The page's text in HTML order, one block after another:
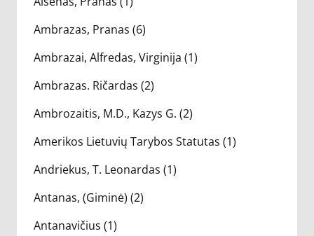
Ambrazas, Pranas (6)
Ambrazai, Alfredas, Virginija (1)
Ambrazas. Ričardas (2)
Ambrozaitis, M.D., Kazys G. (2)
Amerikos Lietuvių Tarybos Statutas (1)
Andriekus, T. Leonardas (1)
Antanas, (Giminė) (2)
Antanavičius (1)